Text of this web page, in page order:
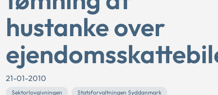
hustanke over
21-01-2010
Sektorlovgivningen
Statsforvaltningen Syddanmark